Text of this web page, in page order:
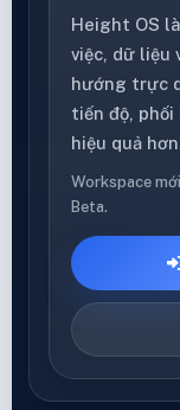
Height OS
việc, dữ liệu
hướng trực
tiến độ,
hiệu quả
Workspace
Beta.